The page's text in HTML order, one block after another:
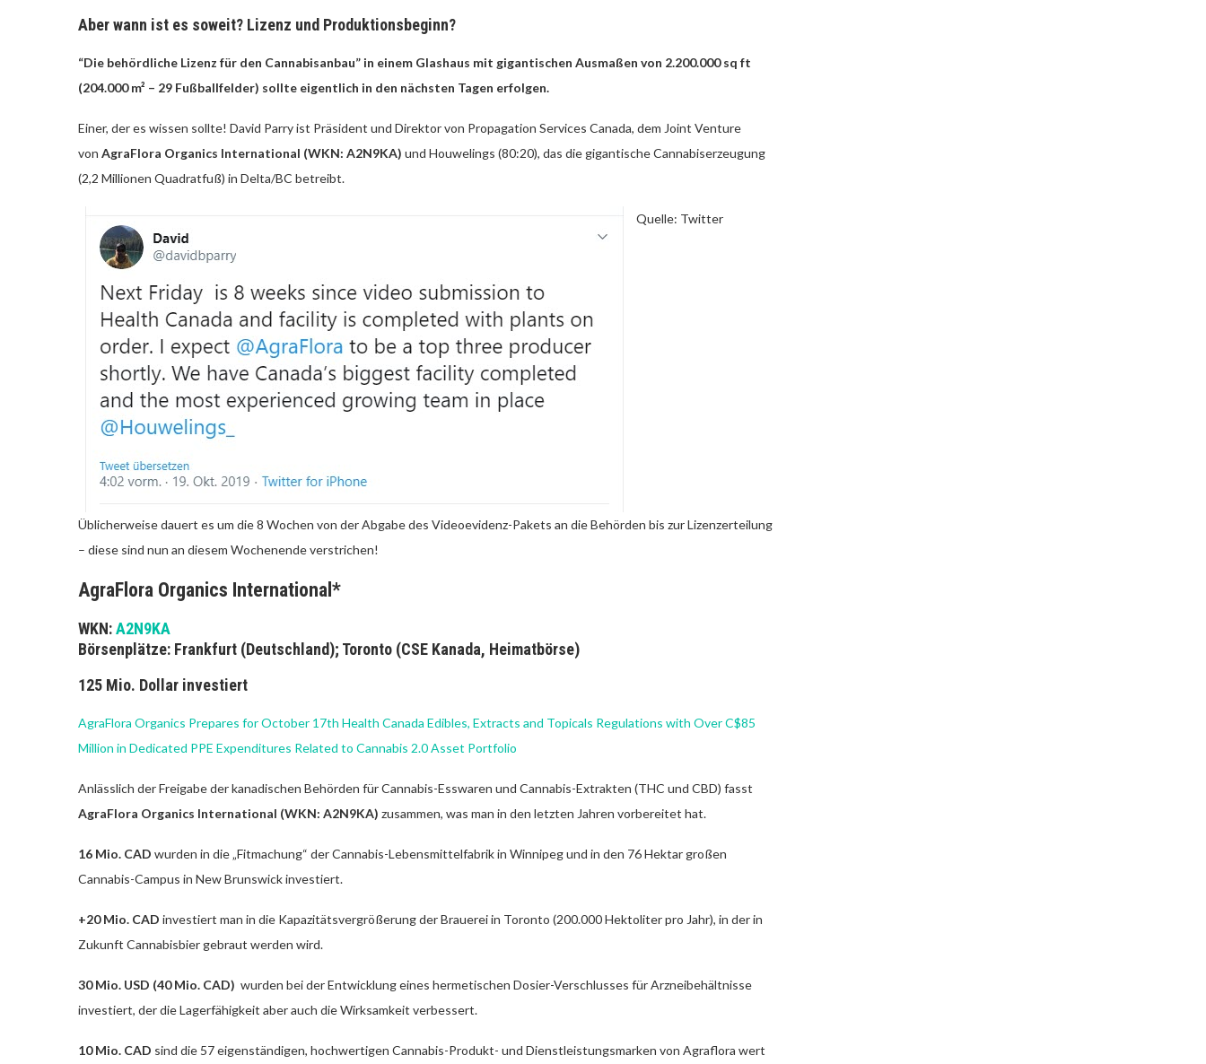
Aber wann ist es soweit? Lizenz und Produktionsbeginn?
“Die behördliche Lizenz für den Cannabisanbau” in einem Glashaus mit gigantischen Ausmaßen von 2.200.000 sq ft
(204.000 m² – 29 Fußballfelder) sollte eigentlich in den nächsten Tagen erfolgen.
Einer, der es wissen sollte! David Parry ist Präsident und Direktor von Propagation Services Canada, dem Joint Venture
von AgraFlora Organics International (WKN: A2N9KA) und Houwelings (80:20), das die gigantische Cannabiserzeugung
(2,2 Millionen Quadratfuß) in Delta/BC betreibt.
Quelle: Twitter
Üblicherweise dauert es um die 8 Wochen von der Abgabe des Videoevidenz-Pakets an die Behörden bis zur Lizenzerteilung
– diese sind nun an diesem Wochenende verstrichen!
AgraFlora Organics International*
WKN:A2N9KA
Börsenplätze: Frankfurt (Deutschland); Toronto (CSE Kanada, Heimatbörse)
125 Mio. Dollar investiert
AgraFlora Organics Prepares for October 17th Health Canada Edibles, Extracts and Topicals Regulations with Over C$85
Million in Dedicated PPE Expenditures Related to Cannabis 2.0 Asset Portfolio
Anlässlich der Freigabe der kanadischen Behörden für Cannabis-Esswaren und Cannabis-Extrakten (THC und CBD) fasst
AgraFlora Organics International (WKN: A2N9KA) zusammen, was man in den letzten Jahren vorbereitet hat.
16 Mio. CAD wurden in die „Fitmachung“ der Cannabis-Lebensmittelfabrik in Winnipeg und in den 76 Hektar großen
Cannabis-Campus in New Brunswick investiert.
+20 Mio. CAD investiert man in die Kapazitätsvergrößerung der Brauerei in Toronto (200.000 Hektoliter pro Jahr), in der in
Zukunft Cannabisbier gebraut werden wird.
30 Mio. USD (40 Mio. CAD) wurden bei der Entwicklung eines hermetischen Dosier-Verschlusses für Arzneibehältnisse
investiert, der die Lagerfähigkeit aber auch die Wirksamkeit verbessert.
10 Mio. CAD sind die 57 eigenständigen, hochwertigen Cannabis-Produkt- und Dienstleistungsmarken von Agraflora wert